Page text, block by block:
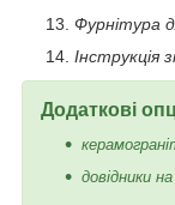
Фурнітура
Інструкція
Додаткові
довідники